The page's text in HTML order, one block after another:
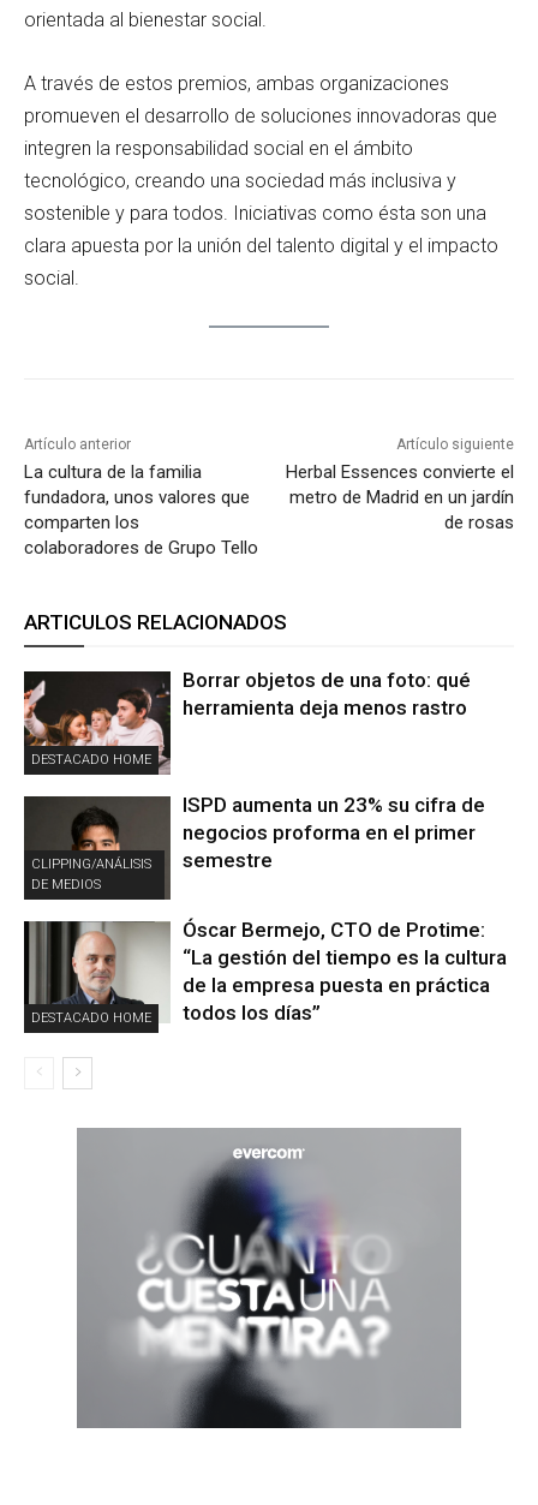
orientada al bienestar social.
A través de estos premios, ambas organizaciones
promueven el desarrollo de soluciones innovadoras que
integren la responsabilidad social en el ámbito
tecnológico, creando una sociedad más inclusiva y
sostenible y para todos. Iniciativas como ésta son una
clara apuesta por la unión del talento digital y el impacto
social.
Artículo anterior
La cultura de la familia
fundadora, unos valores que
comparten los
colaboradores de Grupo Tello
Artículo siguiente
Herbal Essences convierte el
metro de Madrid en un jardín
de rosas
ARTICULOS RELACIONADOS
DESTACADO HOME
Borrar objetos de una foto: qué
herramienta deja menos rastro
CLIPPING/ANÁLISIS
DE MEDIOS
ISPD aumenta un 23% su cifra de
negocios proforma en el primer
semestre
DESTACADO HOME
Óscar Bermejo, CTO de Protime:
“La gestión del tiempo es la cultura
de la empresa puesta en práctica
todos los días”